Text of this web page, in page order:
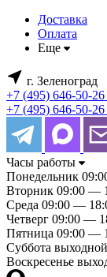
Доставка
Оплата
Еще
г. Зеленоград
+7 (495) 646-50-26
+7 (495) 646-50-26
Часы работы
Понедельник
Вторник 09:00 —
Среда 09:00 —
Четверг 09:00 —
Пятница 09:00 —
Суббота выходной
Воскресенье